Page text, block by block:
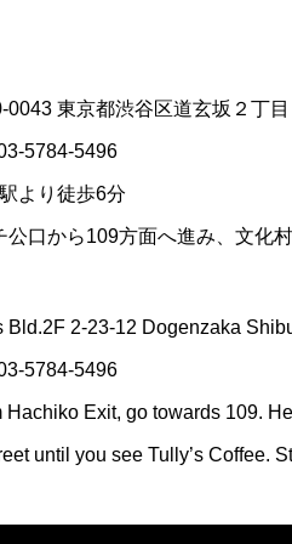
0043 東京都渋谷区道玄坂２丁
5784-5496
より徒歩6分
口から109方面へ進み、文化
Bld.2F 2-23-12 Dogenzaka
5784-5496
Hachiko Exit, go towards 109.
until you see Tully’s Coffee.